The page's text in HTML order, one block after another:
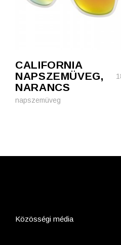
CALIFORNIA
NAPSZEMÜVEG,
NARANCS
napszemüveg
Közösségi média